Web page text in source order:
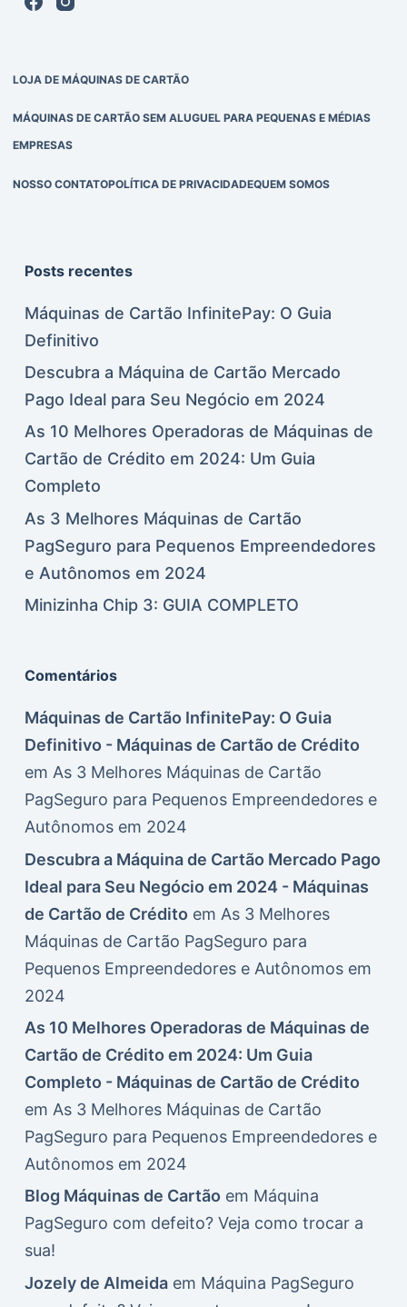
LOJA DE MÁQUINAS DE CARTÃO
MÁQUINAS DE CARTÃO SEM ALUGUEL PARA PEQUENAS E MÉDIAS
EMPRESAS
NOSSO CONTATOPOLÍTICA DE PRIVACIDADEQUEM SOMOS
Posts recentes
Máquinas de Cartão InfinitePay: O Guia
Definitivo
Descubra a Máquina de Cartão Mercado
Pago Ideal para Seu Negócio em 2024
As 10 Melhores Operadoras de Máquinas de
Cartão de Crédito em 2024: Um Guia
Completo
As 3 Melhores Máquinas de Cartão
PagSeguro para Pequenos Empreendedores
e Autônomos em 2024
Minizinha Chip 3: GUIA COMPLETO
Comentários
Máquinas de Cartão InfinitePay: O Guia
Definitivo - Máquinas de Cartão de Crédito
em As 3 Melhores Máquinas de Cartão
PagSeguro para Pequenos Empreendedores e
Autônomos em 2024
Descubra a Máquina de Cartão Mercado Pago
Ideal para Seu Negócio em 2024 - Máquinas
de Cartão de Crédito em As 3 Melhores
Máquinas de Cartão PagSeguro para
Pequenos Empreendedores e Autônomos em
2024
As 10 Melhores Operadoras de Máquinas de
Cartão de Crédito em 2024: Um Guia
Completo - Máquinas de Cartão de Crédito
em As 3 Melhores Máquinas de Cartão
PagSeguro para Pequenos Empreendedores e
Autônomos em 2024
Blog Máquinas de Cartão em Máquina
PagSeguro com defeito? Veja como trocar a
sua!
Jozely de Almeidaem Máquina PagSeguro